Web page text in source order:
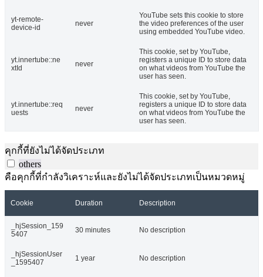
yt-remote-
device-id
never
YouTube sets this cookie to store
the video preferences of the user
using embedded YouTube video.
yt.innertube::ne
xtId
never
This cookie, set by YouTube,
registers a unique ID to store data
on what videos from YouTube the
user has seen.
yt.innertube::req
uests
never
This cookie, set by YouTube,
registers a unique ID to store data
on what videos from YouTube the
user has seen.
คุกกี้ที่ยังไม่ได้จัดประเภท
others
คือคุกกี้ที่กำลังวิเคราะห์และยังไม่ได้จัดประเภทเป็นหมวดหมู่
Cookie Duration Description
_hjSession_159
5407
30 minutes No description
_hjSessionUser
_1595407
1 year No description